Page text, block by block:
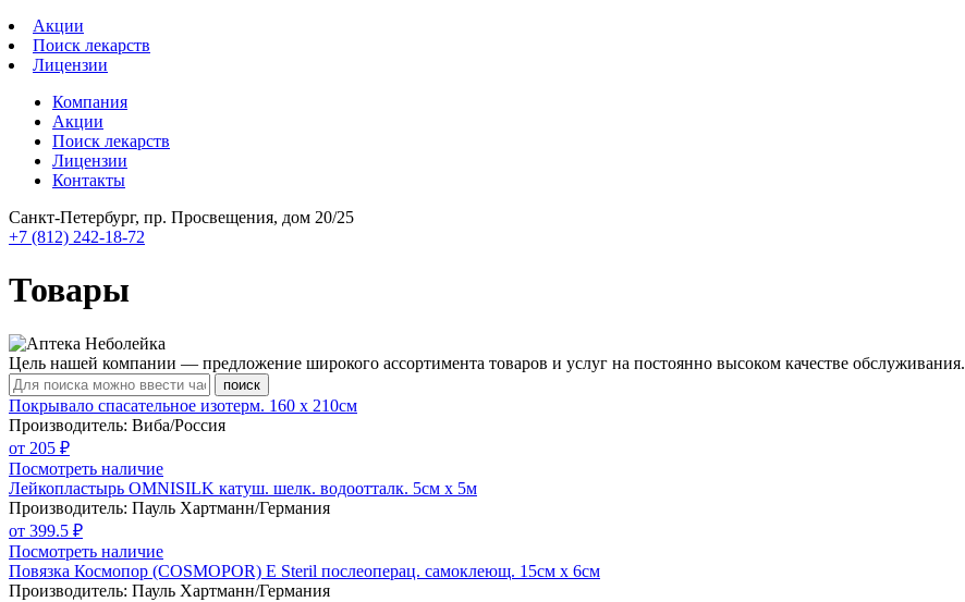
Акции
Поиск лекарств
Лицензии
Компания
Акции
Поиск лекарств
Лицензии
Контакты
Санкт-Петербург, пр. Просвещения, дом 20/25
+7 (812) 242-18-72
Товары
Цель нашей компании — предложение широкого ассортимента товаров и услуг на постоянно высоком качестве обслуживания.
Покрывало спасательное изотерм. 160 х 210см
Производитель: Виба/Россия
от 205 ₽
Посмотреть наличие
Лейкопластырь OMNISILK катуш. шелк. водоотталк. 5см х 5м
Производитель: Пауль Хартманн/Германия
от 399.5 ₽
Посмотреть наличие
Повязка Космопор (COSMOPOR) E Steril послеоперац. самоклеющ. 15см х 6см
Производитель: Пауль Хартманн/Германия